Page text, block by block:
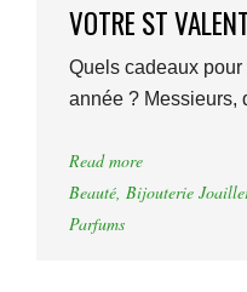
VOTRE ST
Quels cadeaux
année ? Messieurs,
Read more
Beauté Bijouterie
Parfums